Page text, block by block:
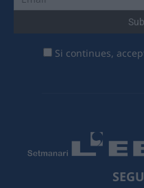
Si continues,